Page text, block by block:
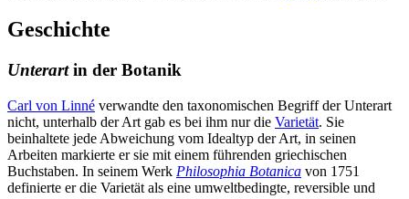
Geschichte
Unterartin der Botanik
Carl von Linné verwandte den taxonomischen Begriff der Unterart
nicht, unterhalb der Art gab es bei ihm nur die Varietät. Sie
beinhaltete jede Abweichung vom Idealtyp der Art, in seinen
Arbeiten markierte er sie mit einem führenden griechischen
Buchstaben. In seinem Werk Philosophia Botanica von 1751
definierte er die Varietät als eine umweltbedingte, reversible und